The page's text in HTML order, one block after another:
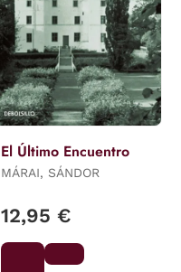
El Último Encuentro
MÁRAI, SÁNDOR
12,95 €